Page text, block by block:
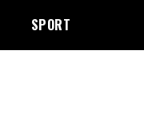
SPORT